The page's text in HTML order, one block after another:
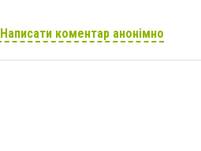
Написати коментар анонімно